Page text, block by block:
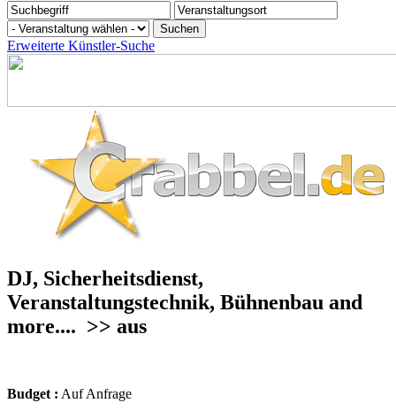
Erweiterte Künstler-Suche
DJ, Sicherheitsdienst,
Veranstaltungstechnik, Bühnenbau and
more.... >> aus
Budget : Auf Anfrage